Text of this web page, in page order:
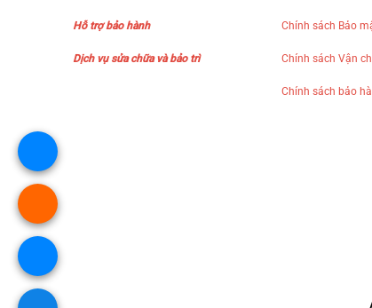
Hỗ trợ bảo hành
Dịch vụ sửa chữa và bảo trì
Chính sách Bảo
Chính sách Vận
Chính sách bảo